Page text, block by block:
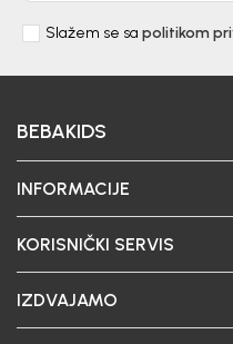
Slažem se sa politikom
BEBAKIDS
INFORMACIJE
KORISNIČKI SERVIS
IZDVAJAMO